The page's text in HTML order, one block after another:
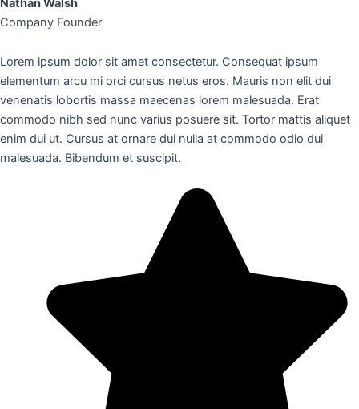
Nathan Walsh
Company Founder
Lorem ipsum dolor sit amet consectetur. Consequat ipsum
elementum arcu mi orci cursus netus eros. Mauris non elit dui
venenatis lobortis massa maecenas lorem malesuada. Erat
commodo nibh sed nunc varius posuere sit. Tortor mattis aliquet
enim dui ut. Cursus at ornare dui nulla at commodo odio dui
malesuada. Bibendum et suscipit.